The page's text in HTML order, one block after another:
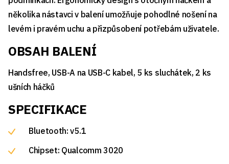
několika nástavci v balení umožňuje pohodlné nošení na
levém i pravém uchu a přizpůsobení potřebám uživatele.
OBSAH BALENÍ
Handsfree, USB-A na USB-C kabel, 5 ks sluchátek, 2 ks
ušních háčků
SPECIFIKACE
Bluetooth: v5.1
Chipset: Qualcomm 3020